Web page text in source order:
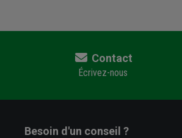
Contact
Écrivez-nous
Besoin d'un conseil ?